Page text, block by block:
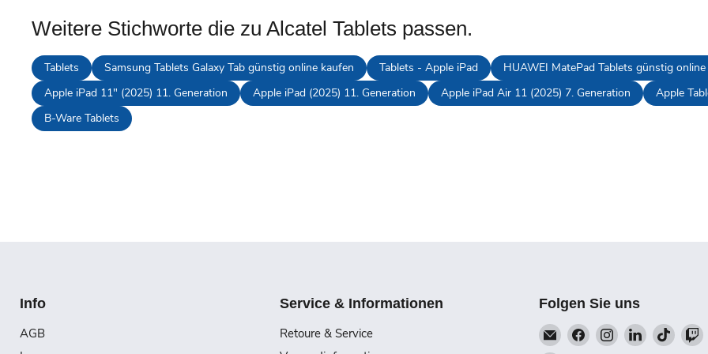
Weitere Stichworte die zu Alcatel Tablets passen.
Tablets Samsung Tablets Galaxy Tab günstig online kaufen Tablets - Apple iPad HUAWEI MatePad Tablets günstig
Apple iPad 11" (2025) 11. Generation
Apple iPad (2025) 11. Generation Apple iPad Air 11 (2025) 7. Generation Apple
B-Ware Tablets
Info
AGB
Service & Informationen
Retoure & Service
Folgen Sie uns
EmailFindenFindenFinden